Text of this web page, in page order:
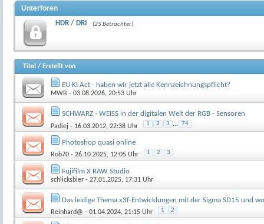
Unterforen
HDR / DRI (25 Betrachter)
Titel / Erstellt von
EU KI Act - haben wir jetzt alle Kennzeichnungspflicht?
MWB - 03.08.2026, 20:53 Uhr
SCHWARZ - WEISS in der digitalen Welt der RGB - Sensoren
Padiej - 16.03.2012, 22:38 Uhr 1 2 3 ... 74
Photoshop quasi online
Rob70 - 26.10.2025, 12:05 Uhr 1 2 3
Fujifilm X RAW Studio
schlicksbier - 27.01.2025, 17:31 Uhr
Das leidige Thema x3f-Entwicklungen mit der Sigma SD15 und
Reinhard@ - 01.04.2024, 21:15 Uhr 1 2